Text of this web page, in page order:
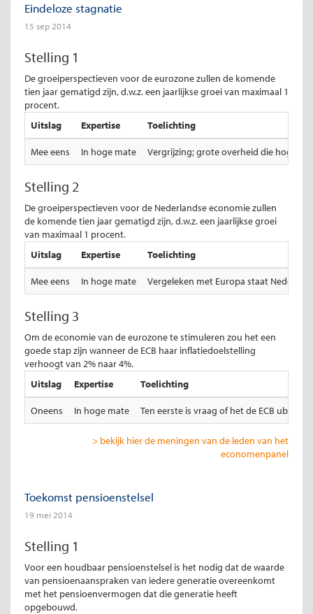
Eindeloze stagnatie
15 sep 2014
Stelling 1
De groeiperspectieven voor de eurozone zullen de komende
tien jaar gematigd zijn, d.w.z. een jaarlijkse groei van maximaal 1
procent.
Uitslag
Expertise Toelichting
Mee eens In hoge mate Vergrijzing; grote overheid die hoge
Stelling 2
De groeiperspectieven voor de Nederlandse economie zullen
de komende tien jaar gematigd zijn, d.w.z. een jaarlijkse groei
van maximaal 1 procent.
Uitslag
Expertise Toelichting
Mee eens In hoge mate Vergeleken met Europa staat
Stelling 3
Om de economie van de eurozone te stimuleren zou het een
goede stap zijn wanneer de ECB haar inflatiedoelstelling
verhoogt van 2% naar 4%.
Uitslag
Expertise Toelichting
Oneens In hoge mate Ten eerste is vraag of het de ECB
> bekijk hier de meningen van de leden van het
economenpanel
Toekomst pensioenstelsel
19 mei 2014
Stelling 1
Voor een houdbaar pensioenstelsel is het nodig dat de waarde
van pensioenaanspraken van iedere generatie overeenkomt
met het pensioenvermogen dat die generatie heeft
opgebouwd.